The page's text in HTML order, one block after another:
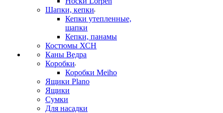
Шапки, кепки
Кепки утепленные,
шапки
Кепки, панамы
Костюмы ХСН
Каны Ведра
Коробки
Коробки Meiho
Ящики Plano
Ящики
Сумки
Для насадки